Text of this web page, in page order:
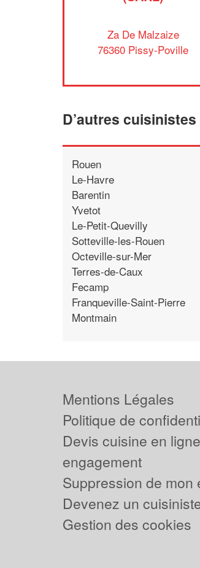
Za De Malzaize
76360 Pissy-Poville
D’autres
Rouen
Le-Havre
Barentin
Yvetot
Le-Petit-Quevilly
Sotteville-les-Rouen
Octeville-sur-Mer
Terres-de-Caux
Fecamp
Franqueville-Saint-Pierre
Montmain
Mentions Légales
Politique de
Devis cuisine en
engagement
Suppression de mon
Devenez un
Gestion des cookies